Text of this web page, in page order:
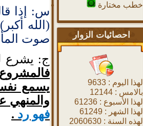
خطب مختارة
احصائيات الزوار
لهذا اليوم : 9633
بالامس : 12144
لهذا الأسبوع : 61236
لهذا الشهر : 61249
لهذه السنة : 2060630
س: إذا
(الله
صوت
ج: يشرع
يسمع
والمنهي
فهو رد .